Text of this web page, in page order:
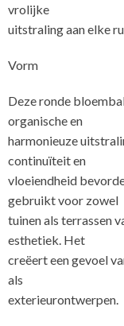
vrolijke
uitstraling aan elke
Vorm
Deze ronde
organische en
harmonieuze
continuïteit en
vloeiendheid
gebruikt voor zowel
tuinen als terrassen
esthetiek. Het
creëert een gevoel
als
exterieurontwerpen.